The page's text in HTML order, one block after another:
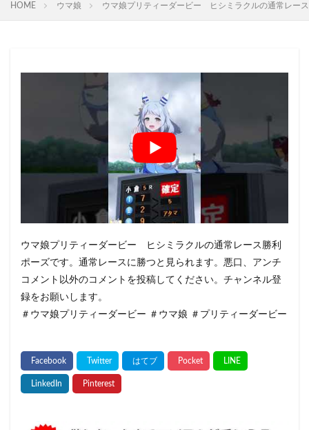
HOME ウマ娘 ウマ娘プリティーダービー ヒシミラクルの通常レー
ウマ娘プリティーダービー ヒシミラクルの通常レース勝利
ポーズです。通常レースに勝つと見られます。悪口、アンチ
コメント以外のコメントを投稿してください。チャンネル登
録をお願いします。
＃ウマ娘プリティーダービー ＃ウマ娘 ＃プリティーダービー